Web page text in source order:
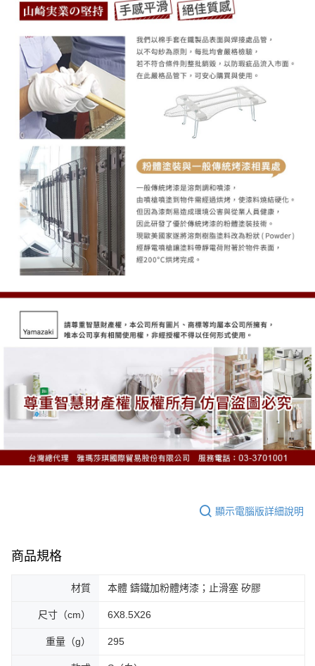
顯示電腦版詳細說明
商品規格
材質 本體 鑄鐵加粉體烤漆；止滑塞 矽膠
尺寸（cm） 6X8.5X26
重量（g） 295